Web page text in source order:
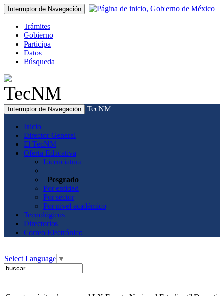
Interruptor de Navegación
Trámites
Gobierno
Participa
Datos
Búsqueda
Interruptor de Navegación TecNM
Inicio
Director General
El TecNM
Oferta Educativa
Licenciatura
Posgrado
Por entidad
Por sector
Por nivel académico
Tecnológicos
Directorios
Correo Electrónico
Select Language ▼